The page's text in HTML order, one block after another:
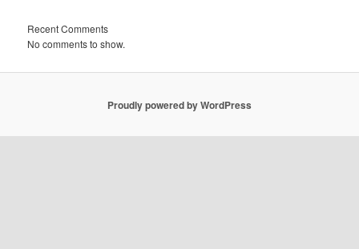
Recent Comments
No comments to show.
Proudly powered by WordPress